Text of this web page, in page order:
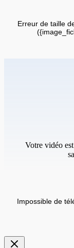
Erreur de taille
Votre vidéo
Impossible de